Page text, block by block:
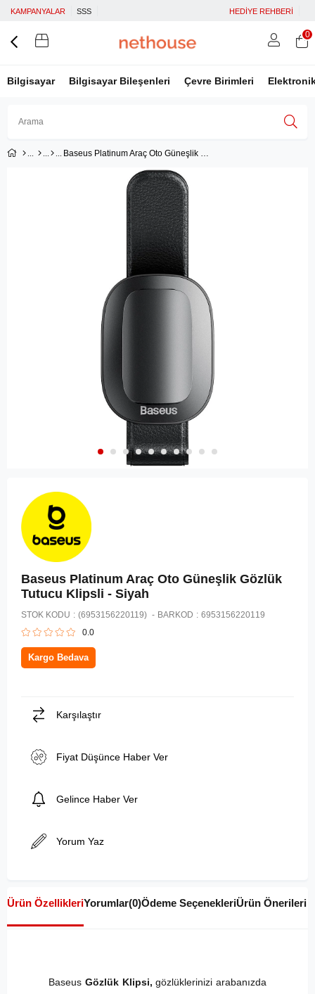
KAMPANYALAR SSS HEDİYE REHBERİ
Bilgisayar Bilgisayar Bileşenleri Çevre Birimleri
Facebook İle Bağlan
Google İle Bağlan
0
Baseus Platinum Araç Oto Güneşlik Gözlük Tutucu Klipsli - Siyah
Baseus Platinum Araç Oto Güneşlik Gözlük
Tutucu Klipsli - Siyah
STOK KODU (6953156220119) BARKOD : 6953156220119
0.0
Kargo Bedava
Karşılaştır
Fiyat Düşünce Haber Ver
Gelince Haber Ver
Yorum Yaz
Ürün ÖzellikleriYorumlar(0)Ödeme SeçenekleriÜrün Önerileri
Baseus Gözlük Klipsi, gözlüklerinizi arabanızda